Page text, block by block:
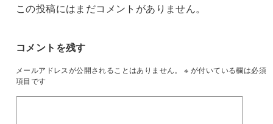
この投稿にはまだコメントがありません。
コメントを残す
メールアドレスが公開されることはありません。 ※ が付いている欄は必須
項目です